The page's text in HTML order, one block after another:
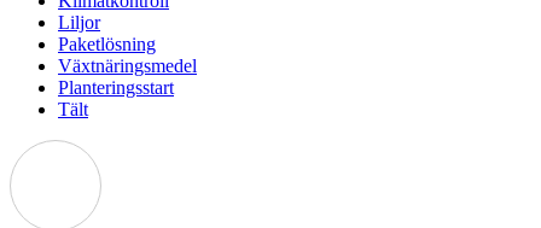
Liljor
Paketlösning
Växtnäringsmedel
Planteringsstart
Tält